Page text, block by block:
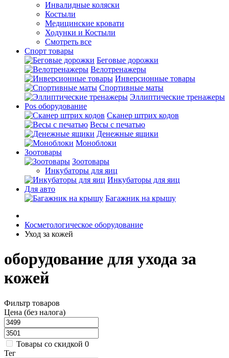
Инвалидные коляски
Костыли
Медицинские кровати
Ходунки и Костыли
Смотреть все
Спорт товары
Беговые дорожки
Велотренажеры
Инверсионные товары
Спортивные маты
Эллиптические тренажеры
Pos оборудование
Cканер штрих кодов
Весы с печатью
Денежные ящики
Моноблоки
Зоотовары
Зоотовары
Инкубаторы для яиц
Инкубаторы для яиц
Для авто
Багажник на крышу
Косметологическое оборудование
Уход за кожей
оборудование для ухода за
кожей
Фильтр товаров
Цена (без налога)
Товары со скидкой 0
Тег